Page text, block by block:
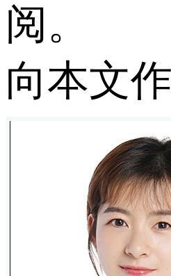
阅。
向本文